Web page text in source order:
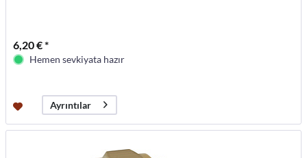
6,20 € *
Hemen sevkiyata hazır
Ayrıntılar